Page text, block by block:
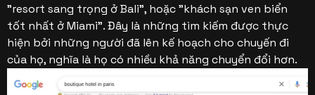
"resort sang trọng ở Bali", hoặc "khách sạn ven biển
tốt nhất ở Miami". Đây là những tìm kiếm được thực
hiện bởi những người đã lên kế hoạch cho chuyến đi
của họ, nghĩa là họ có nhiều khả năng chuyển đổi hơn.